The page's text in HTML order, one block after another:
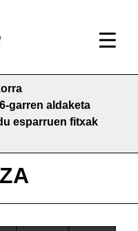
garren aldaketa
esparruen fitxak